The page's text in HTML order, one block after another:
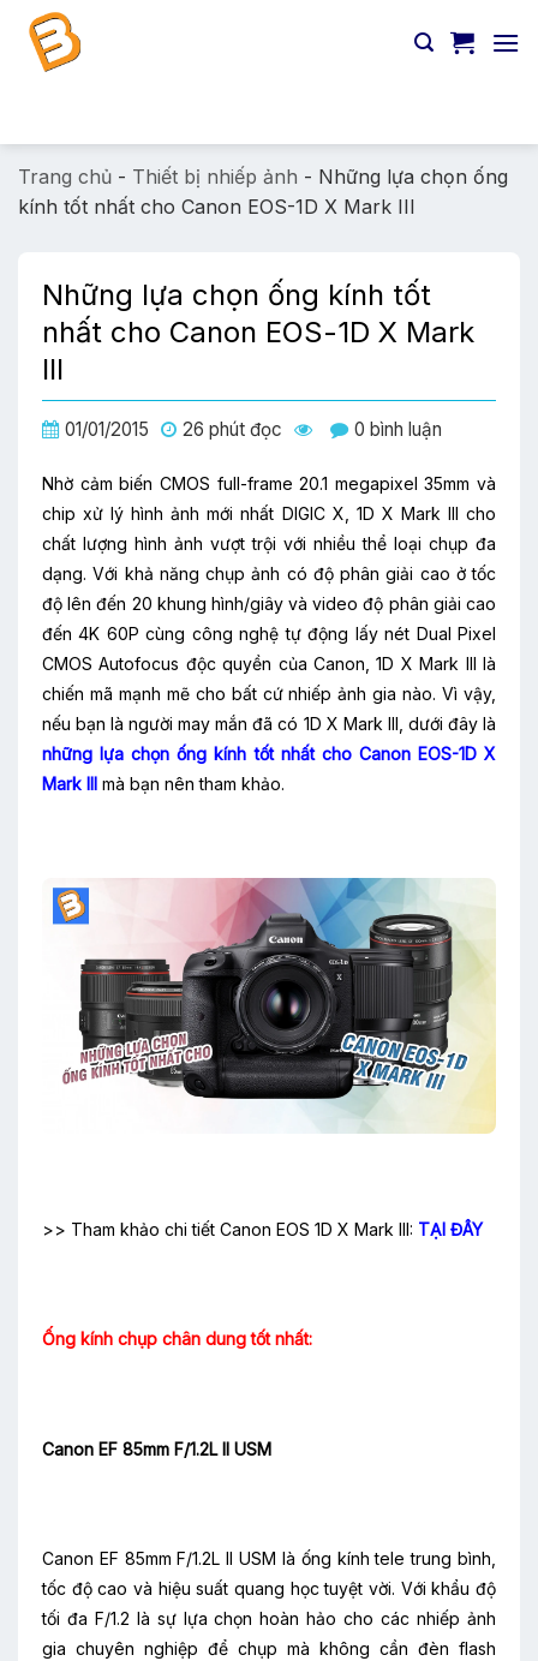
Chuyển
đến
Trang chủ - Thiết bị nhiếp ảnh - Những lựa chọn ống
kính tốt nhất cho Canon EOS-1D X Mark III
Những lựa chọn ống kính tốt
nhất cho Canon EOS-1D X Mark
III
01/01/2015 26 phút đọc 0 bình luận
Nhờ cảm biến CMOS full-frame 20.1 megapixel 35mm và
chip xử lý hình ảnh mới nhất DIGIC X, 1D X Mark III cho
chất lượng hình ảnh vượt trội với nhiều thể loại chụp đa
dạng. Với khả năng chụp ảnh có độ phân giải cao ở tốc
độ lên đến 20 khung hình/giây và video độ phân giải cao
đến 4K 60P cùng công nghệ tự động lấy nét Dual Pixel
CMOS Autofocus độc quyền của Canon, 1D X Mark III là
chiến mã mạnh mẽ cho bất cứ nhiếp ảnh gia nào. Vì vậy,
nếu bạn là người may mắn đã có 1D X Mark III, dưới đây là
những lựa chọn ống kính tốt nhất cho Canon EOS-1D X
Mark III mà bạn nên tham khảo.
>> Tham khảo chi tiết Canon EOS 1D X Mark III: TẠI ĐÂY
Ống kính chụp chân dung tốt nhất:
Canon EF 85mm F/1.2L II USM
Canon EF 85mm F/1.2L II USM là ống kính tele trung bình,
tốc độ cao và hiệu suất quang học tuyệt vời. Với khẩu độ
tối đa F/1.2 là sự lựa chọn hoàn hảo cho các nhiếp ảnh
gia chuyên nghiệp để chụp mà không cần đèn flash